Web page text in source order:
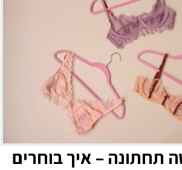
תחתונה – איך בוחרים